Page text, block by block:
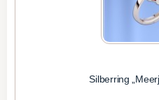
Silberring